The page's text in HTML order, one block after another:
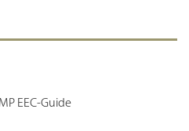
EEC-Guide